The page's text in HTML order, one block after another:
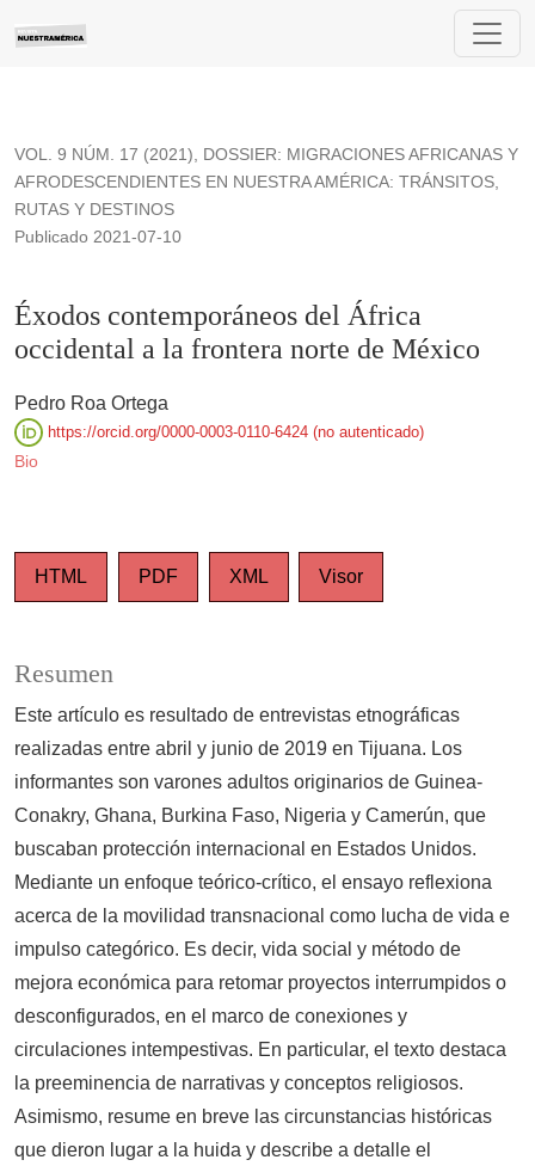
Éxodos contemporáneos del África occidental a la frontera
VOL. 9 NÚM. 17 (2021), DOSSIER: MIGRACIONES AFRICANAS Y
AFRODESCENDIENTES EN NUESTRA AMÉRICA: TRÁNSITOS,
RUTAS Y DESTINOS
Éxodos contemporáneos del África
occidental a la frontera norte de México
Publicado 2021-07-10
Pedro Roa Ortega
https://orcid.org/0000-0003-0110-6424 (no autenticado)
Bio
HTML PDF XML Visor
Resumen
Este artículo es resultado de entrevistas etnográficas
realizadas entre abril y junio de 2019 en Tijuana. Los
informantes son varones adultos originarios de Guinea-
Conakry, Ghana, Burkina Faso, Nigeria y Camerún, que
buscaban protección internacional en Estados Unidos.
Mediante un enfoque teórico-crítico, el ensayo reflexiona
acerca de la movilidad transnacional como lucha de vida e
impulso categórico. Es decir, vida social y método de
mejora económica para retomar proyectos interrumpidos o
desconfigurados, en el marco de conexiones y
circulaciones intempestivas. En particular, el texto destaca
la preeminencia de narrativas y conceptos religiosos.
Asimismo, resume en breve las circunstancias históricas
que dieron lugar a la huida y describe a detalle el